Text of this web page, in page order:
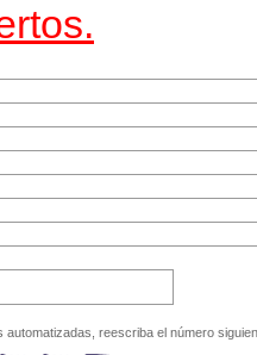
automatizadas, reescriba el número